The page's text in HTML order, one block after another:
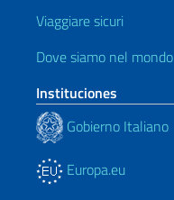
Viaggiare sicuri
Dove siamo nel mondo
Instituciones
Gobierno Italiano
Europa.eu